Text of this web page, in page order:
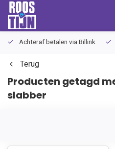
Achteraf betalen via Billink
Terug
Producten getagd
slabber